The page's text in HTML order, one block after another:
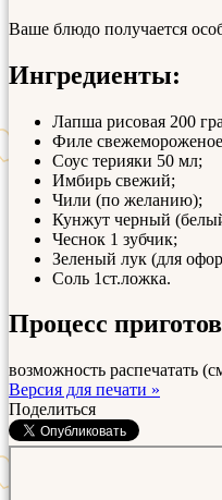
Ваше блюдо получается
Ингредиенты:
Лапша рисовая 200
Филе
Соус терияки 50 мл;
Имбирь свежий;
Чили (по желанию);
Кунжут черный
Чеснок 1 зубчик;
Зеленый лук (для
Соль 1ст.ложка.
Процесс
возможность распечатать
Версия для печати »
Поделиться